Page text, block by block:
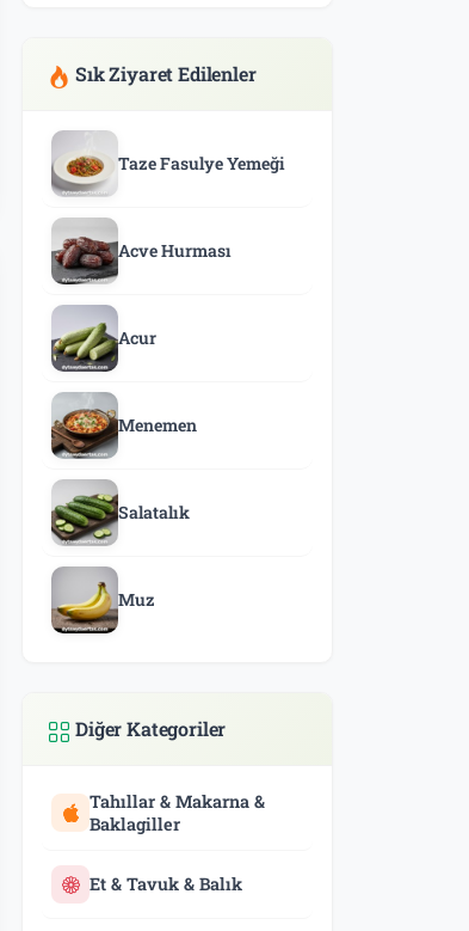
Sık Ziyaret Edilenler
Taze Fasulye Yemeği
Acve Hurması
Acur
Menemen
Salatalık
Muz
Diğer Kategoriler
Tahıllar & Makarna &
Baklagiller
Et & Tavuk & Balık